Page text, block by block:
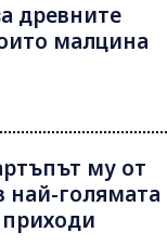
древните
малцина
му от
най-голямата